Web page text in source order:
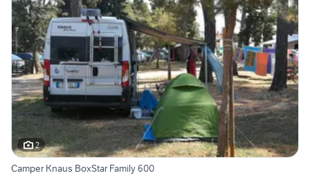
2
Camper Knaus BoxStar Family 600